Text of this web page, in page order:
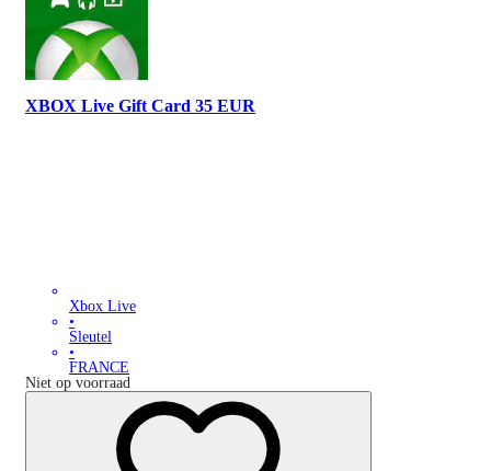
XBOX Live Gift Card 35 EUR
Xbox Live
•
Sleutel
•
FRANCE
Niet op voorraad